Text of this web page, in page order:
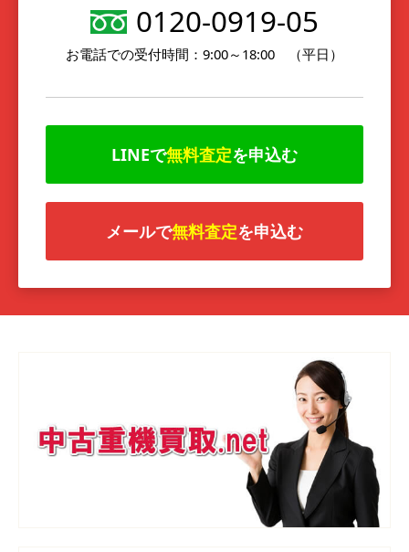
0120-0919-05
お電話での受付時間：9:00～18:00 （平日）
LINEで無料査定を申込む
メールで無料査定を申込む